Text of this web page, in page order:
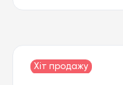
Хіт продажу